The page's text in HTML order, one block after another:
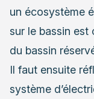
un écosystème
sur le bassin est
du bassin
Il faut ensuite
système